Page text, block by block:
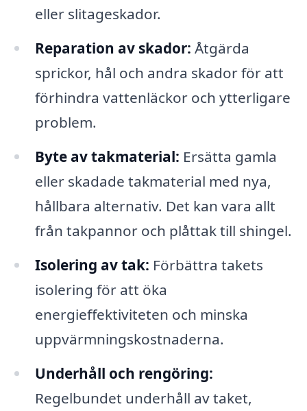
eller slitageskador.
Reparation av skador: Åtgärda
sprickor, hål och andra skador för att
förhindra vattenläckor och ytterligare
problem.
Byte av takmaterial: Ersätta gamla
eller skadade takmaterial med nya,
hållbara alternativ. Det kan vara allt
från takpannor och plåttak till shingel.
Isolering av tak: Förbättra takets
isolering för att öka
energieffektiviteten och minska
uppvärmningskostnaderna.
Underhåll och rengöring:
Regelbundet underhåll av taket,